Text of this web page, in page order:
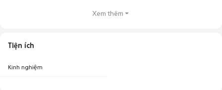
Xem thêm
Tiện ích
Kinh nghiệm